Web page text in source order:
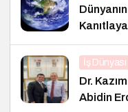
İş Dünyası
Dr.
Abidin